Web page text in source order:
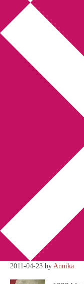
Hem
Kriminalroman
You are here:
Mordbyn av Andrea
Andrea
2011-04-23 by Annika